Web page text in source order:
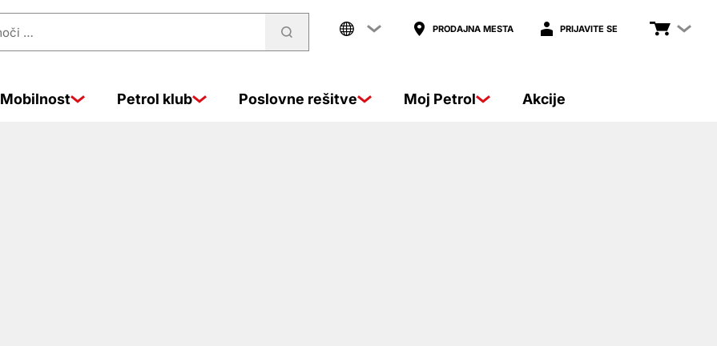
PRODAJNA MESTA PRIJAVITE SE
Mobilnost Petrol klub Poslovne rešitve Moj Petrol Akcije